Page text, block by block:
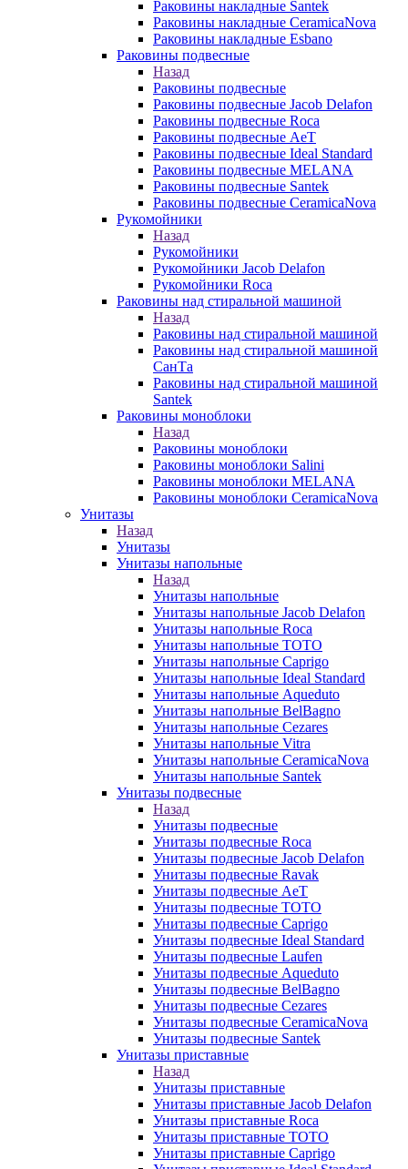
Раковины накладные Santek
Раковины накладные CeramicaNova
Раковины накладные Esbano
Раковины подвесные
Назад
Раковины подвесные
Раковины подвесные Jacob Delafon
Раковины подвесные Roca
Раковины подвесные AeT
Раковины подвесные Ideal Standard
Раковины подвесные MELANA
Раковины подвесные Santek
Раковины подвесные CeramicaNova
Рукомойники
Назад
Рукомойники
Рукомойники Jacob Delafon
Рукомойники Roca
Раковины над стиральной машиной
Назад
Раковины над стиральной машиной
Раковины над стиральной машиной
СанТа
Раковины над стиральной машиной
Santek
Раковины моноблоки
Назад
Раковины моноблоки
Раковины моноблоки Salini
Раковины моноблоки MELANA
Раковины моноблоки CeramicaNova
Унитазы
Назад
Унитазы
Унитазы напольные
Назад
Унитазы напольные
Унитазы напольные Jacob Delafon
Унитазы напольные Roca
Унитазы напольные TOTO
Унитазы напольные Caprigo
Унитазы напольные Ideal Standard
Унитазы напольные Aqueduto
Унитазы напольные BelBagno
Унитазы напольные Cezares
Унитазы напольные Vitra
Унитазы напольные CeramicaNova
Унитазы напольные Santek
Унитазы подвесные
Назад
Унитазы подвесные
Унитазы подвесные Roca
Унитазы подвесные Jacob Delafon
Унитазы подвесные Ravak
Унитазы подвесные AeT
Унитазы подвесные TOTO
Унитазы подвесные Caprigo
Унитазы подвесные Ideal Standard
Унитазы подвесные Laufen
Унитазы подвесные Aqueduto
Унитазы подвесные BelBagno
Унитазы подвесные Cezares
Унитазы подвесные CeramicaNova
Унитазы подвесные Santek
Унитазы приставные
Назад
Унитазы приставные
Унитазы приставные Jacob Delafon
Унитазы приставные Roca
Унитазы приставные TOTO
Унитазы приставные Caprigo